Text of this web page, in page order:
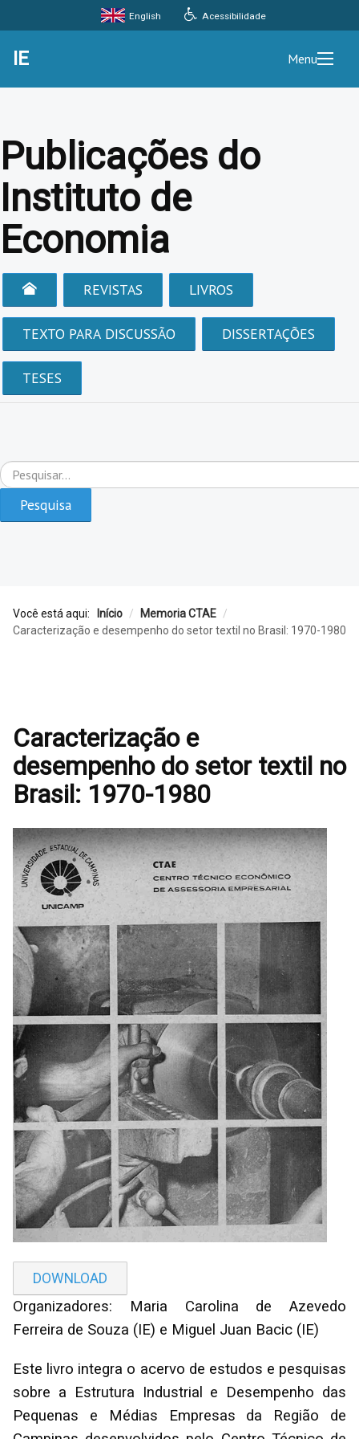
Acessibilidade
English
IE Menu
Publicações do
Instituto de
Economia
REVISTAS LIVROS
TEXTO PARA DISCUSSÃO DISSERTAÇÕES
TESES
Pesquisar...
Pesquisa
Você está aqui: Início / Memoria CTAE /
Caracterização e desempenho do setor textil no Brasil: 1970-1980
Caracterização e
desempenho do setor textil no
Brasil: 1970-1980
DOWNLOAD
Organizadores: Maria Carolina de Azevedo
Ferreira de Souza (IE) e Miguel Juan Bacic (IE)
Este livro integra o acervo de estudos e pesquisas
sobre a Estrutura Industrial e Desempenho das
Pequenas e Médias Empresas da Região de